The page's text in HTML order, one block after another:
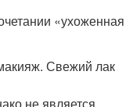
«ухоженная
Свежий лак
не является